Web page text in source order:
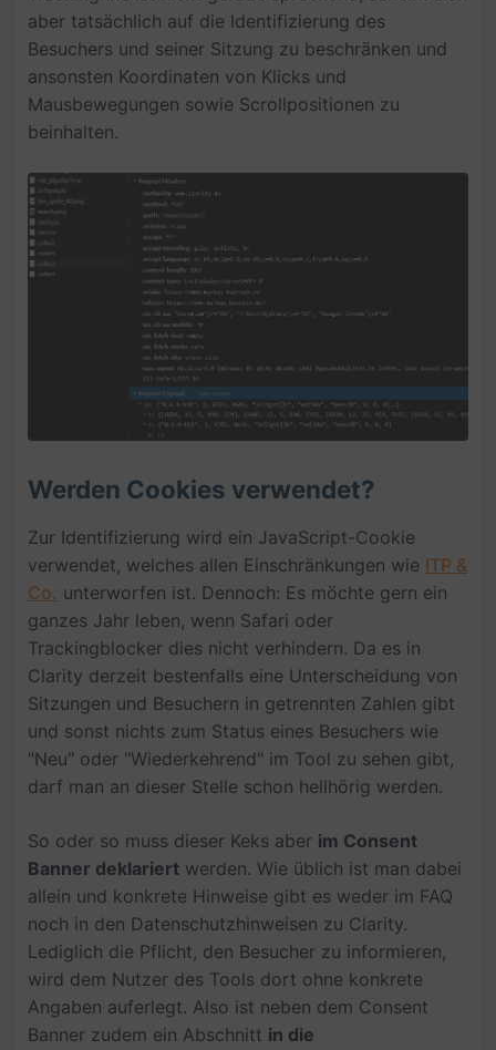
aber tatsächlich auf die Identifizierung des
Besuchers und seiner Sitzung zu beschränken und
ansonsten Koordinaten von Klicks und
Mausbewegungen sowie Scrollpositionen zu
beinhalten.
Werden Cookies verwendet?
Zur Identifizierung wird ein JavaScript-Cookie
verwendet, welches allen Einschränkungen wie ITP &
Co. unterworfen ist. Dennoch: Es möchte gern ein
ganzes Jahr leben, wenn Safari oder
Trackingblocker dies nicht verhindern. Da es in
Clarity derzeit bestenfalls eine Unterscheidung von
Sitzungen und Besuchern in getrennten Zahlen gibt
und sonst nichts zum Status eines Besuchers wie
"Neu" oder "Wiederkehrend" im Tool zu sehen gibt,
darf man an dieser Stelle schon hellhörig werden.
So oder so muss dieser Keks aber im Consent
Banner deklariert werden. Wie üblich ist man dabei
allein und konkrete Hinweise gibt es weder im FAQ
noch in den Datenschutzhinweisen zu Clarity.
Lediglich die Pflicht, den Besucher zu informieren,
wird dem Nutzer des Tools dort ohne konkrete
Angaben auferlegt. Also ist neben dem Consent
Banner zudem ein Abschnitt in die